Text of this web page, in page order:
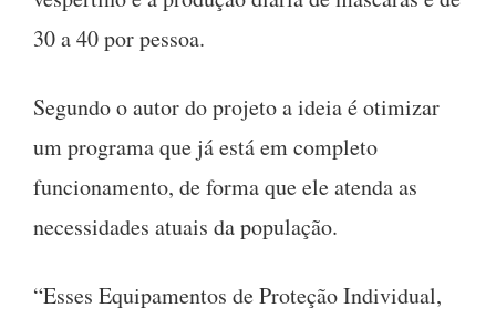
30 a 40 por pessoa.
Segundo o autor do projeto a ideia é otimizar
um programa que já está em completo
funcionamento, de forma que ele atenda as
necessidades atuais da população.
“Esses Equipamentos de Proteção Individual,